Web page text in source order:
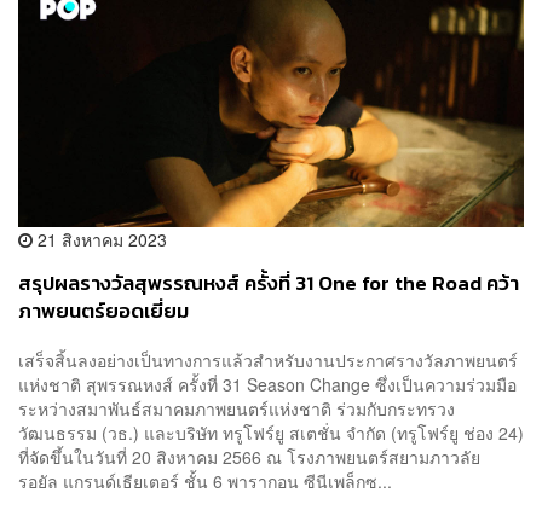
21 สิงหาคม 2023
สรุปผลรางวัลสุพรรณหงส์ ครั้งที่ 31 One for the Road คว้า
ภาพยนตร์ยอดเยี่ยม
เสร็จสิ้นลงอย่างเป็นทางการแล้วสำหรับงานประกาศรางวัลภาพยนตร์
แห่งชาติ สุพรรณหงส์ ครั้งที่ 31 Season Change ซึ่งเป็นความร่วมมือ
ระหว่างสมาพันธ์สมาคมภาพยนตร์แห่งชาติ ร่วมกับกระทรวง
วัฒนธรรม (วธ.) และบริษัท ทรูโฟร์ยู สเตชั่น จำกัด (ทรูโฟร์ยู ช่อง 24)
ที่จัดขึ้นในวันที่ 20 สิงหาคม 2566 ณ โรงภาพยนตร์สยามภาวลัย
รอยัล แกรนด์เธียเตอร์ ชั้น 6 พารากอน ซีนีเพล็กซ...